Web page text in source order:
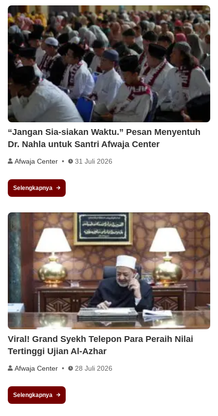
“Jangan Sia-siakan Waktu.” Pesan Menyentuh
Dr. Nahla untuk Santri Afwaja Center
Afwaja Center 31 Juli 2026
Selengkapnya
Viral! Grand Syekh Telepon Para Peraih Nilai
Tertinggi Ujian Al-Azhar
Afwaja Center 28 Juli 2026
Selengkapnya